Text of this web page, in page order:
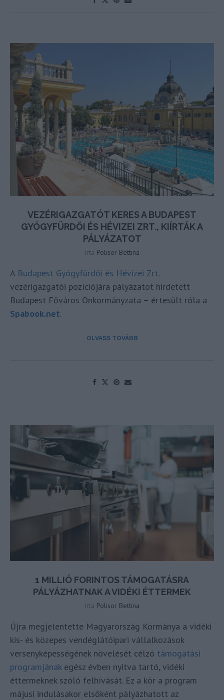
VEZÉRIGAZGATÓT KERES A BUDAPEST
GYÓGYFÜRDŐI ÉS HÉVIZEI ZRT., KIÍRTÁK A
PÁLYÁZATOT
írta Polisor Bettina
A Budapest Gyógyfürdői és Hévizei Zrt.
vezérigazgatói pozíciójára pályázatot hirdetett
Budapest Főváros Önkormányzata – értesült róla a
Spabook.net.
OLVASS TOVÁBB
1 MILLIÓ FORINTOS TÁMOGATÁSRA
PÁLYÁZHATNAK A VIDÉKI ÉTTERMEK
írta Polisor Bettina
Újra megjelentette Magyarország Kormánya a vidéki
kis- és közepes vendéglátóipari vállalkozások
versenyképességének növelését célzó támogatási
programjánakegész évben nyitva tartó, vidéki
éttermeknek szóló felhívását. Ez a kör a program
májusi indulásakor elsőként pályázhatott az